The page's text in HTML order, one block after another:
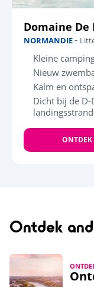
Domaine
NORMANDIE-
Kleine
Nieuw
Kalm en
Dicht bij de D-
ONTDEK
Ontdek